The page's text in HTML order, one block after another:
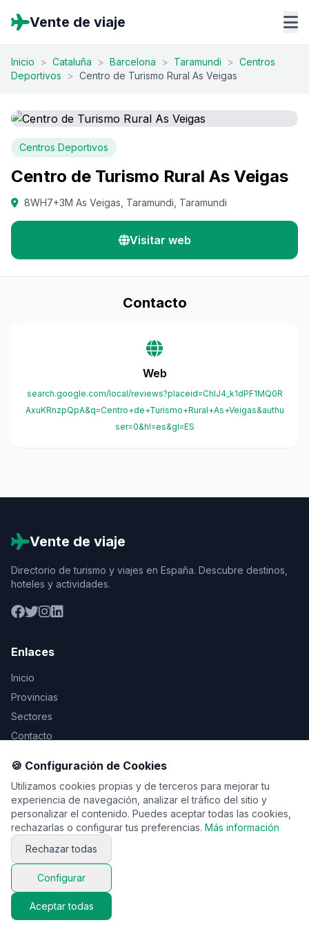
Vente de viaje
Inicio > Cataluña > Barcelona > Taramundi > Centros
Deportivos
> Centro de Turismo Rural As Veigas
Centros Deportivos
Centro de Turismo Rural As Veigas
8WH7+3M As Veigas, Taramundi, Taramundi
Visitar web
Contacto
Web
search.google.com/local/reviews?placeid=ChIJ4_k1dPF1MQ0R
AxuKRnzpQpA&q=Centro+de+Turismo+Rural+As+Veigas&authu
ser=0&hl=es&gl=ES
Vente de viaje
Directorio de turismo y viajes en España. Descubre destinos,
hoteles y actividades.
Enlaces
Inicio
Provincias
Sectores
Contacto
Legal
Aviso Legal
Privacidad
Cookies
© 2026 Vente de viaje. Todos los derechos reservados.
🍪 Configuración de Cookies
Utilizamos cookies propias y de terceros para mejorar tu
experiencia de navegación, analizar el tráfico del sitio y
personalizar el contenido. Puedes aceptar todas las cookies,
rechazarlas o configurar tus preferencias. Más información
Rechazar todas
Configurar
Aceptar todas